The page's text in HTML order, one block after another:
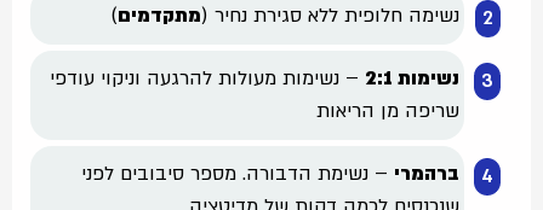
נשימה חלופית ללא סגירת נחיר (מתקדמים)
נשימות 2:1
– נשימות מעולות להרגעה וניקוי עודפי
שריפה מן הריאות
ברהמרי – נשימת הדבורה. מספר סיבובים לפני